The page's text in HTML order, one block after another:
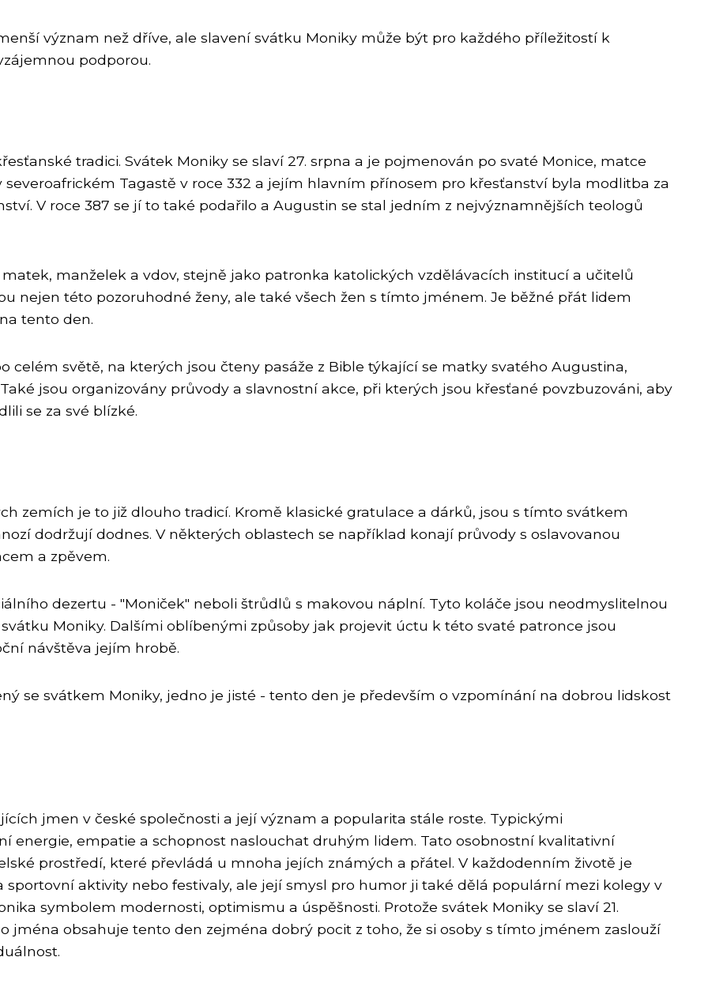
význam než dříve, ale slavení svátku Moniky může být pro každého příležitostí k
podporou.
tradici. Svátek Moniky se slaví 27. srpna a je pojmenován po svaté Monice, matce
Tagastě v roce 332 a jejím hlavním přínosem pro křesťanství byla modlitba za
V roce 387 se jí to také podařilo a Augustin se stal jedním z nejvýznamnějších teologů
manželek a vdov, stejně jako patronka katolických vzdělávacích institucí a učitelů
nejen této pozoruhodné ženy, ale také všech žen s tímto jménem. Je běžné přát lidem
tento den.
celém světě, na kterých jsou čteny pasáže z Bible týkající se matky svatého Augustina,
jsou organizovány průvody a slavnostní akce, při kterých jsou křesťané povzbuzováni, aby
se za své blízké.
zemích je to již dlouho tradicí. Kromě klasické gratulace a dárků, jsou s tímto svátkem
dodržují dodnes. V některých oblastech se například konají průvody s oslavovanou
a zpěvem.
dezertu - "Moniček" neboli štrůdlů s makovou náplní. Tyto koláče jsou neodmyslitelnou
Moniky. Dalšími oblíbenými způsoby jak projevit úctu k této svaté patronce jsou
návštěva jejím hrobě.
se svátkem Moniky, jedno je jisté - tento den je především o vzpomínání na dobrou lidskost
jmen v české společnosti a její význam a popularita stále roste. Typickými
energie, empatie a schopnost naslouchat druhým lidem. Tato osobnostní kvalitativní
prostředí, které převládá u mnoha jejích známých a přátel. V každodenním životě je
aktivity nebo festivaly, ale její smysl pro humor ji také dělá populární mezi kolegy v
symbolem modernosti, optimismu a úspěšnosti. Protože svátek Moniky se slaví 21.
jména obsahuje tento den zejména dobrý pocit z toho, že si osoby s tímto jménem zaslouží